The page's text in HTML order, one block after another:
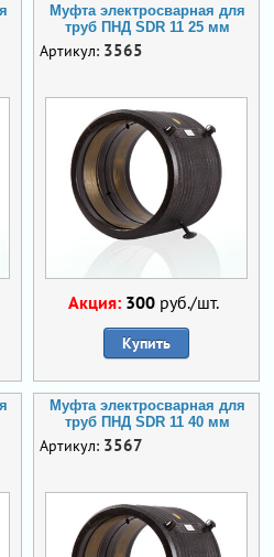
Муфта электросварная для
труб ПНД SDR 11 25 мм
Артикул: 3565
Акция: 300 руб./шт.
Купить
Муфта электросварная для
труб ПНД SDR 11 40 мм
Артикул: 3567